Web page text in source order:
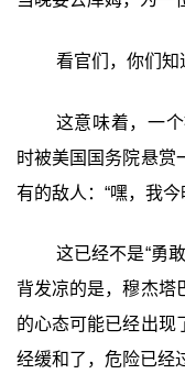
看官们，你们知
这意味着，一
时被美国国务院悬赏
有的敌人：“嘿，我
这已经不是“勇
背发凉的是，穆杰塔
的心态可能已经出
经缓和了，危险已经